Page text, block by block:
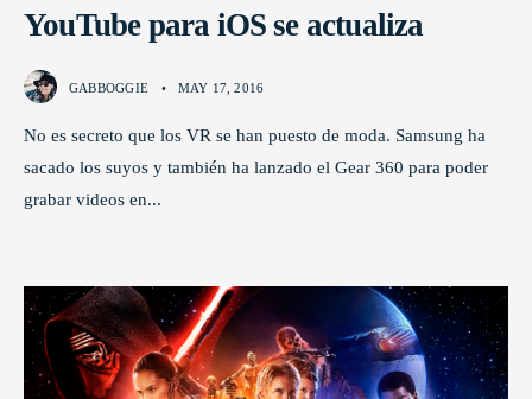
YouTube para iOS se actualiza
GABBOGGIE • MAY 17, 2016
No es secreto que los VR se han puesto de moda. Samsung ha
sacado los suyos y también ha lanzado el Gear 360 para poder
grabar videos en...